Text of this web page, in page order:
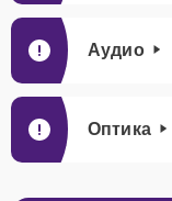
Аудио
Оптика